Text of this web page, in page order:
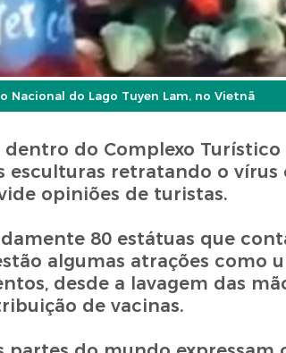
do Lago Tuyen Lam, no Vietnã
do Complexo Turístico
esculturas retratando o vírus
opiniões de turistas.
80 estátuas que
algumas atrações como
desde a lavagem das
de vacinas.